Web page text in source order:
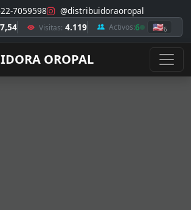
7059598 @distribuidoraoropal
Visitas: 4.119 Activos:6 🇺🇸6
OROPAL